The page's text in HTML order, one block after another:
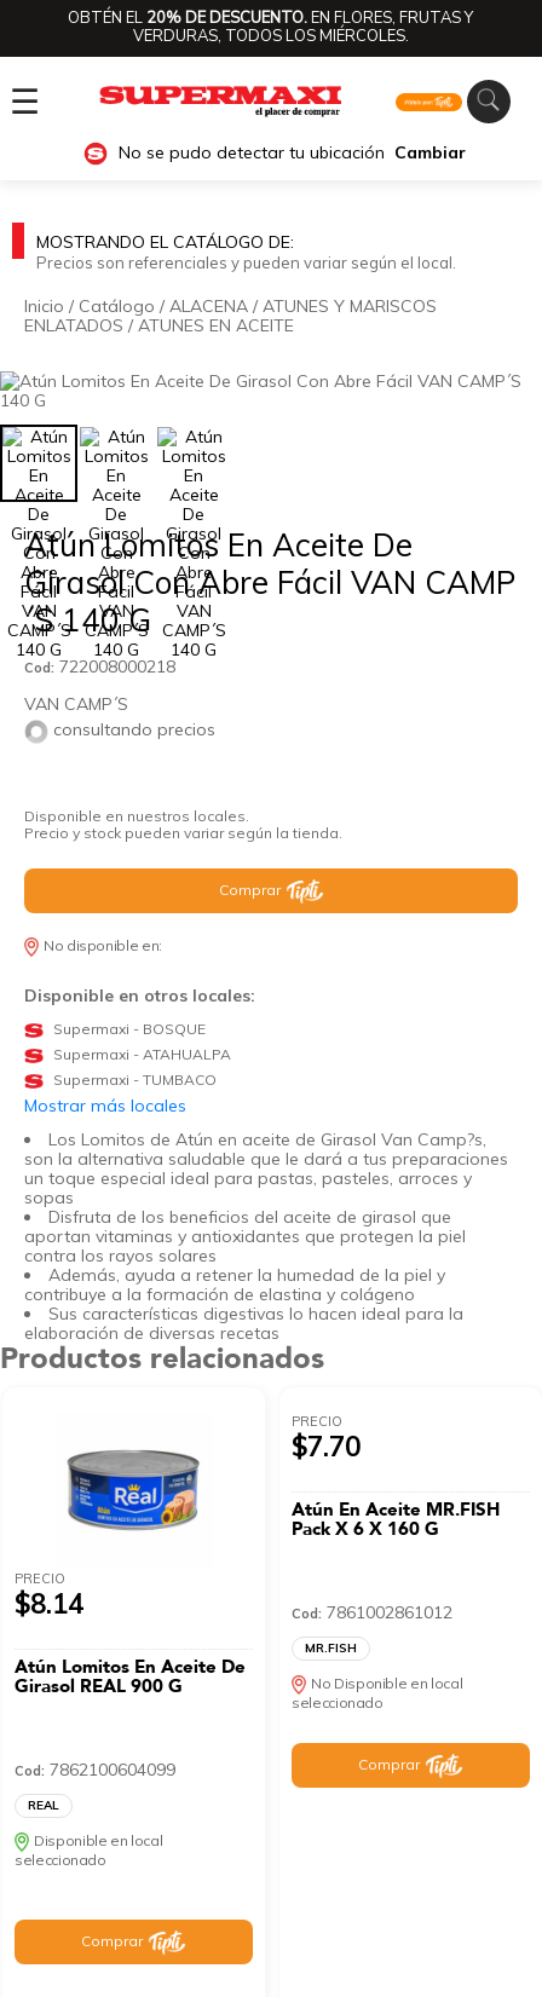
OBTÉN EL 20% DE DESCUENTO.EN FLORES, FRUTAS Y
VERDURAS, TODOS LOS MIÉRCOLES.
☰
No se pudo detectar tu ubicación Cambiar
MOSTRANDO EL CATÁLOGO DE:
Precios son referenciales y pueden variar según el local.
Inicio / Catálogo /ALACENA /ATUNES Y MARISCOS
ENLATADOS /ATUNES EN ACEITE
Atún Lomitos En Aceite De
Girasol Con Abre Fácil VAN CAMP
´S 140 G
Cod: 722008000218
VAN CAMP´S
consultando precios
Disponible en nuestros locales.
Precio y stock pueden variar según la tienda.
Comprar
No disponible en:
Disponible en otros locales:
Supermaxi - BOSQUE
Supermaxi - ATAHUALPA
Supermaxi - TUMBACO
Mostrar más locales
Los Lomitos de Atún en aceite de Girasol Van Camp?s,
son la alternativa saludable que le dará a tus preparaciones
un toque especial ideal para pastas, pasteles, arroces y
sopas
Disfruta de los beneficios del aceite de girasol que
aportan vitaminas y antioxidantes que protegen la piel
contra los rayos solares
Además, ayuda a retener la humedad de la piel y
contribuye a la formación de elastina y colágeno
Sus características digestivas lo hacen ideal para la
elaboración de diversas recetas
Productos relacionados
PRECIO
$8.14
Atún Lomitos En Aceite De
Girasol REAL 900 G
Cod: 7862100604099
REAL
Disponible en local
seleccionado
Comprar
PRECIO
$7.70
Atún En Aceite MR.FISH
Pack X 6 X 160 G
Cod: 7861002861012
MR.FISH
No Disponible en local
seleccionado
Comprar